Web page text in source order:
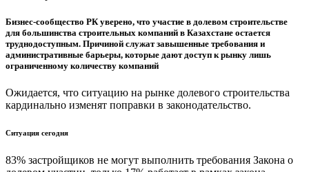
Бизнес-сообщество РК уверено, что участие в долевом строительстве
для большинства строительных компаний в Казахстане остается
труднодоступным. Причиной служат завышенные требования и
административные барьеры, которые дают доступ к рынку лишь
ограниченному количеству компаний
Ожидается, что ситуацию на рынке долевого строительства
кардинально изменят поправки в законодательство.
Ситуация сегодня
83% застройщиков не могут выполнить требования Закона о